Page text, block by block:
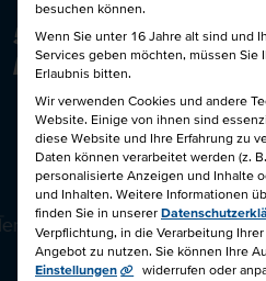
50€ für Dich und
Freund!
AGILER PROJEKTMANAGER
TRAINING]
besuchen können.
Wenn Sie unter 16 Jahre alt sind und
Services geben möchten, müssen Sie
Erlaubnis bitten.
Wir verwenden Cookies und andere
Website. Einige von ihnen sind
diese Website und Ihre Erfahrung zu
Daten können verarbeitet werden (z.
personalisierte Anzeigen und Inhalte
und Inhalten. Weitere Informationen
finden Sie in unserer
Verpflichtung, in die Verarbeitung
Angebot zu nutzen. Sie können Ihre
Einstellungen
widerrufen oder